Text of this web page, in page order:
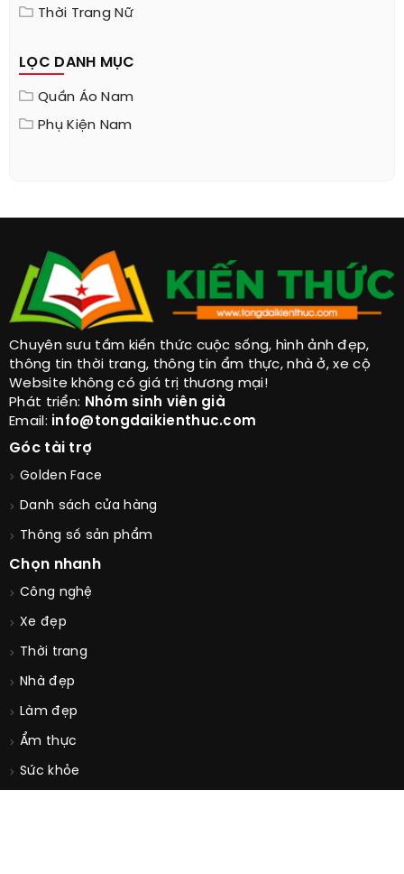
DANH MỤC
LỌC DANH MỤC
Quần Áo Nam
Chuyên sưu tầm kiến thức cuộc sống, hình ảnh đẹp,
thông tin thời trang, thông tin ẩm thực, nhà ở, xe cộ
Website không có giá trị thương mại!
Email:info@tongdaikienthuc.com
Góc tài trợ
Golden Face
Danh sách cửa hàng
Thông số sản phẩm
Chọn nhanh
Công nghệ
Xe đẹp
Thời trang
Nhà đẹp
Làm đẹp
Ẩm thực